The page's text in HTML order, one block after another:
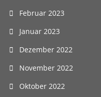
Februar 2023
Januar 2023
Dezember 2022
November 2022
Oktober 2022